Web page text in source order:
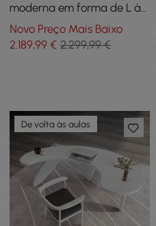
moderna em forma de L à
direita com
armazenamento
Novo Preço Mais Baixo
2.189,99 € 2.299,99 €
De volta às aulas